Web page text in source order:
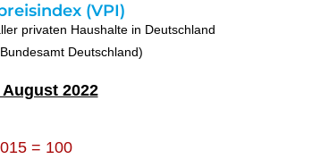
(VPI)
privaten Haushalte in Deutschland
Deutschland)
2022
= 100